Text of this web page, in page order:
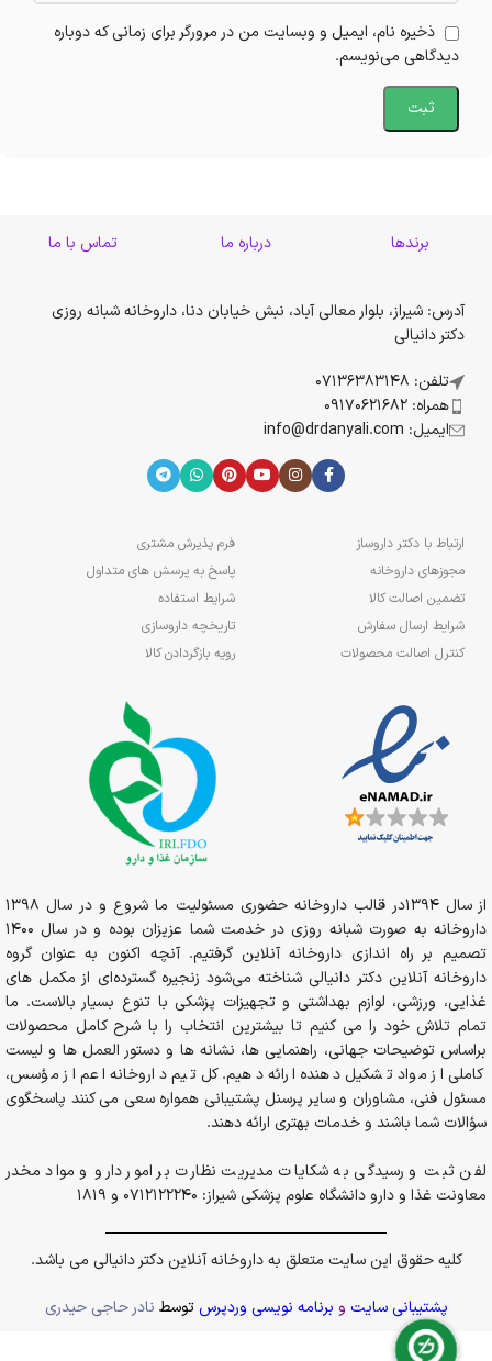
ذخیره نام، ایمیل و وبسایت من در مرورگر برای زمانی که دوباره
دیدگاهی می‌نویسم.
برندها درباره ما تماس با ما
آدرس: شیراز، بلوار معالی آباد، نبش خیابان دنا، داروخانه شبانه روزی
دکتر دانیالی
تلفن: 07136383148
همراه: 09170621682
ایمیل: info@drdanyali.com
ارتباط با دکتر داروساز
مجوزهای داروخانه
تضمین اصالت کالا
شرایط ارسال سفارش
کنترل اصالت محصولات
فرم پذیرش مشتری
پاسخ به پرسش های متداول
شرایط استفاده
تاریخچه داروسازی
رویه بازگردادن کالا
از سال 1394در قالب داروخانه حضوری مسئولیت ما شروع و در سال 1398
داروخانه به صورت شبانه روزی در خدمت شما عزیزان بوده و در سال 1400
تصمیم بر راه اندازی داروخانه آنلاین گرفتیم. آنچه اکنون به عنوان گروه
داروخانه آنلاین دکتر دانیالی شناخته می‌شود زنجیره گسترده‌ای از مکمل های
غذایی، ورزشی، لوازم بهداشتی و تجهیزات پزشکی با تنوع بسیار بالاست. ما
تمام تلاش خود را می کنیم تا بیشترین انتخاب را با شرح کامل محصولات
براساس توضیحات جهانی، راهنمایی ها، نشانه ها و دستور العمل ها و لیست
کاملی از مواد تشکیل دهنده ارائه دهیم. کل تیم داروخانه اعم از مؤسس،
مسئول فنی، مشاوران و سایر پرسنل پشتیبانی همواره سعی می کنند پاسخگوی
سؤالات شما باشند و خدمات بهتری ارائه دهند.
لفن ثبت و رسیدگی به شکایات مدیریت نظارت بر امور دارو و مواد مخدر
معاونت غذا و دارو دانشگاه علوم پزشکی شیراز: 0712122240 و 1819
کلیه حقوق این سایت متعلق به داروخانه آنلاین دکتر دانیالی می باشد.
پشتیبانی سایت و برنامه نویسی وردپرس توسط نادر حاجی حیدری